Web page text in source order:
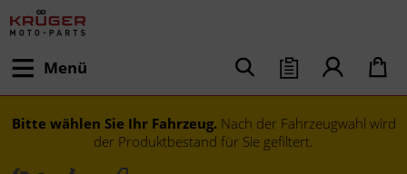
Menü
Bitte wählen Sie Ihr Fahrzeug. Nach der Fahrzeugwahl wird
der Produktbestand für Sie gefiltert.